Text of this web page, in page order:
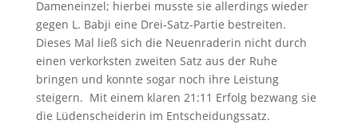
Dameneinzel; hierbei musste sie allerdings wieder
gegen L. Babji eine Drei-Satz-Partie bestreiten.
Dieses Mal ließ sich die Neuenraderin nicht durch
einen verkorksten zweiten Satz aus der Ruhe
bringen und konnte sogar noch ihre Leistung
steigern. Mit einem klaren 21:11 Erfolg bezwang sie
die Lüdenscheiderin im Entscheidungssatz.